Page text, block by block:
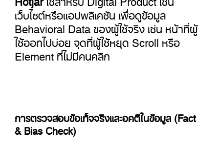
เว็บไซต์หรือแอปพลิเคชัน เพื่อดูข้อมูล
Behavioral Data ของผู้ใช้จริง เช่น หน้าที่ผู้
ใช้ออกไปบ่อย จุดที่ผู้ใช้หยุด Scroll หรือ
Element ที่ไม่มีคนคลิก
การตรวจสอบข้อเท็จจริงและอคติในข้อมูล (Fact
& Bias Check)